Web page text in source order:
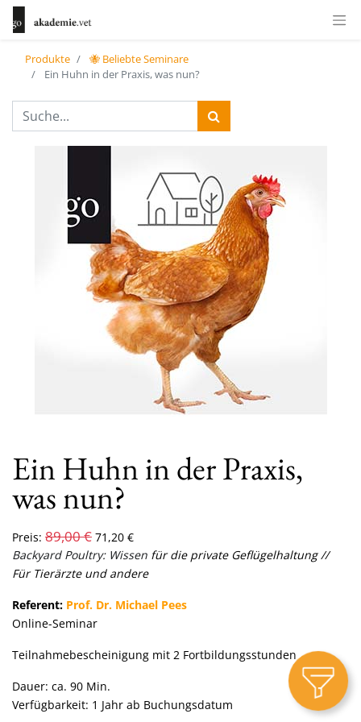
Produkte
🐝 Beliebte Seminare
Ein Huhn in der Praxis, was nun?
Ein Huhn in der Praxis,
was nun?
Preis: 89,00€ 71,20 €
Backyard Poultry: Wissen für die private Geflügelhaltung//
Für Tierärzte und andere
Referent: Prof. Dr. Michael Pees
Online-Seminar
Teilnahmebescheinigung mit 2 Fortbildungsstunden
Dauer: ca. 90 Min.
Verfügbarkeit: 1 Jahr ab Buchungsdatum